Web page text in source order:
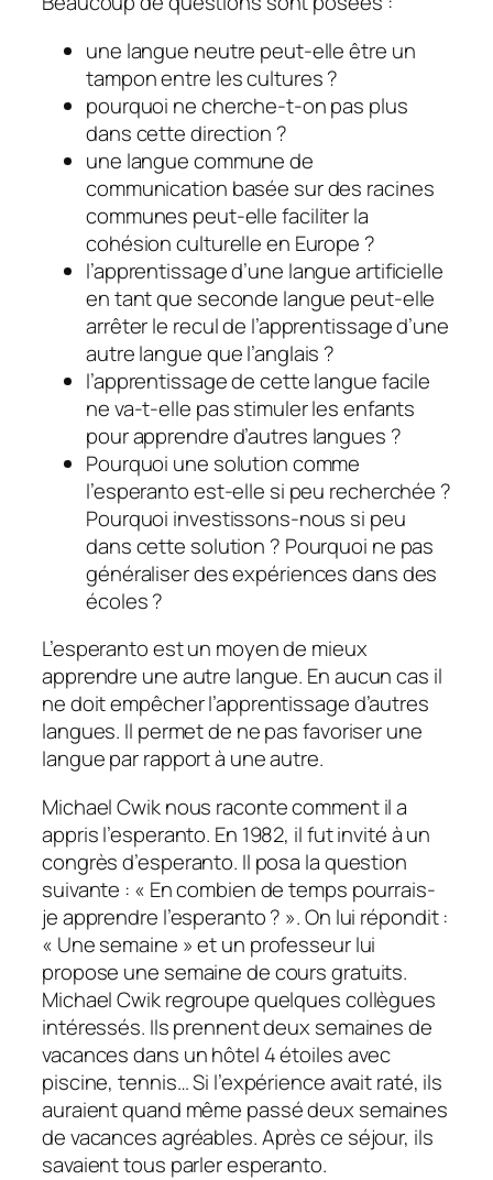
une langue neutre peut-elle être un
tampon entre les cultures ?
pourquoi ne cherche-t-on pas plus
dans cette direction ?
une langue commune de
communication basée sur des racines
communes peut-elle faciliter la
cohésion culturelle en Europe ?
l’apprentissage d’une langue artificielle
en tant que seconde langue peut-elle
arrêter le recul de l’apprentissage d’une
autre langue que l’anglais ?
l’apprentissage de cette langue facile
ne va-t-elle pas stimuler les enfants
pour apprendre d’autres langues ?
Pourquoi une solution comme
l’esperanto est-elle si peu recherchée ?
Pourquoi investissons-nous si peu
dans cette solution ? Pourquoi ne pas
généraliser des expériences dans des
écoles ?
L’esperanto est un moyen de mieux
apprendre une autre langue. En aucun cas il
ne doit empêcher l’apprentissage d’autres
langues. Il permet de ne pas favoriser une
langue par rapport à une autre.
Michael Cwik nous raconte comment il a
appris l’esperanto. En 1982, il fut invité à un
congrès d’esperanto. Il posa la question
suivante : « En combien de temps pourrais-
je apprendre l’esperanto ? ». On lui répondit :
« Une semaine » et un professeur lui
propose une semaine de cours gratuits.
Michael Cwik regroupe quelques collègues
intéressés. Ils prennent deux semaines de
vacances dans un hôtel 4 étoiles avec
piscine, tennis… Si l’expérience avait raté, ils
auraient quand même passé deux semaines
de vacances agréables. Après ce séjour, ils
savaient tous parler esperanto.